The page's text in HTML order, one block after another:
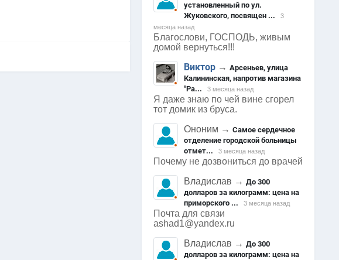
установленный по ул.
Жуковского, посвящен ...
3
месяца назад
Благослови, ГОСПОДЬ, живым
домой вернуться!!!
Виктор →Арсеньев, улица
Калининская, напротив магазина
"Ра...
3 месяца назад
Я даже знаю по чей вине сгорел
тот домик из бруса.
Ононим →Самое сердечное
отделение городской больницы
отмет...
3 месяца назад
Почему не дозвониться до врачей
Владислав →До 300
долларов за килограмм: цена на
приморского ...
3 месяца назад
Почта для связи
ashad1@yandex.ru
Владислав →До 300
долларов за килограмм: цена на